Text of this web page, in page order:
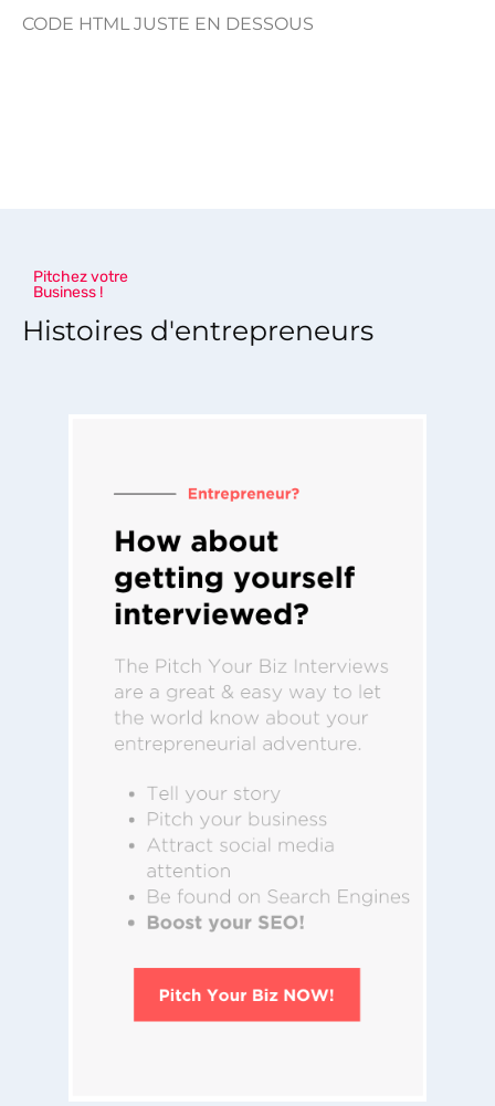
CODE HTML JUSTE EN DESSOUS
Pitchez votre
Business !
Histoires d'entrepreneurs